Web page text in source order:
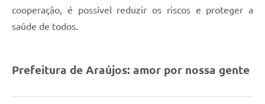
Serviços Online
cooperação, é possível reduzir os riscos e proteger a
saúde de todos.
Prefeitura de Araújos: amor por nossa gente